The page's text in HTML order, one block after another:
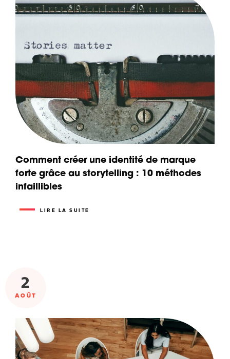
Comment créer une identité de marque
forte grâce au storytelling : 10 méthodes
infaillibles
LIRE LA SUITE
2
AOÛT